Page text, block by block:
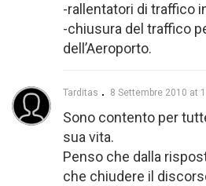
-rallentatori di traffico
-chiusura del traffico
dell’Aeroporto.
Tarditas 8 Settembre 2010 at
Sono contento per
sua vita.
Penso che dalla
che chiudere il